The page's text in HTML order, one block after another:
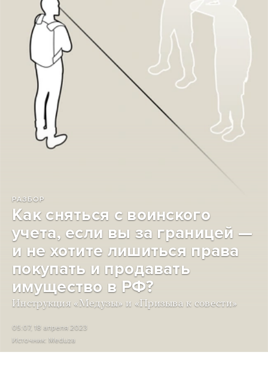
РАЗБОР
Как сняться с воинского
учета, если вы за границей —
и не хотите лишиться права
покупать и продавать
имущество в РФ?
Инструкция «Медузы» и «Призыва к совести»
05:07, 18 апреля 2023
Источник: Meduza